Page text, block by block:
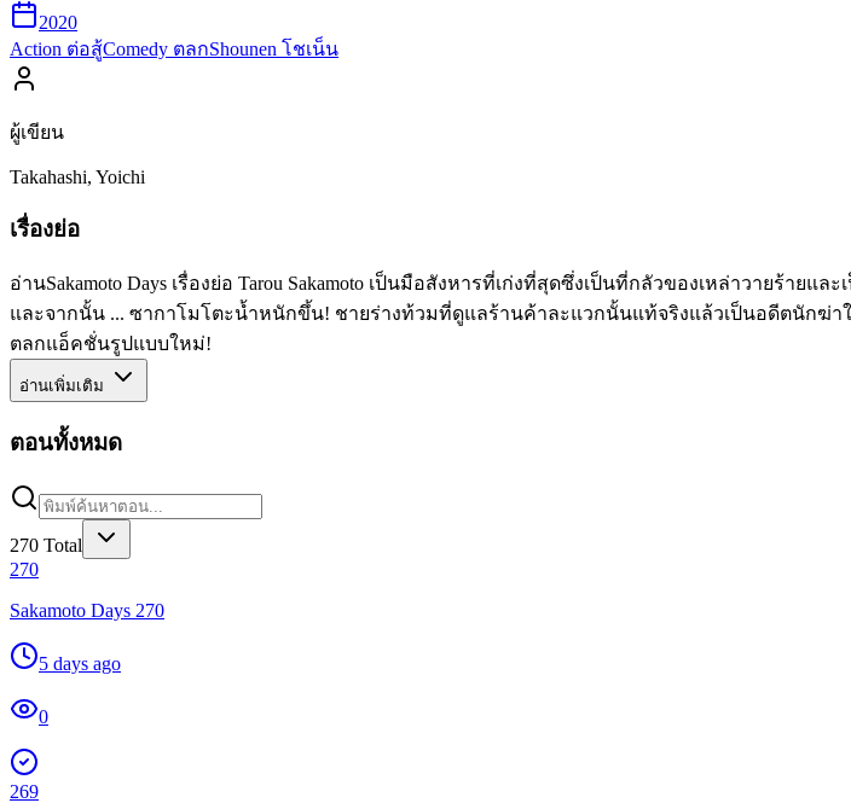
2020
Action ต่อสู้Comedy ตลกShounen โชเน็น
ผู้เขียน
Takahashi, Yoichi
เรื่องย่อ
อ่านSakamoto Days เรื่องย่อ Tarou Sakamoto เป็นมือสังหารที่เก่งที่สุดซึ่งเป็นที่กลัวของเหล่าวายร้
และจากนั้น ... ซากาโมโตะน้ำหนักขึ้น! ชายร่างท้วมที่ดูแลร้านค้าละแวกนั้นแท้จริงแล้วเป็นอดีตนักฆ่
ตลกแอ็คชั่นรูปแบบใหม่!
อ่านเพิ่มเติม
ตอนทั้งหมด
270 Total
270
Sakamoto Days 270
5 days ago
0
269